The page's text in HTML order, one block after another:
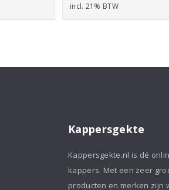
tot
incl. 21% BTW
Kappersgekte
Kappersgekte.nl is dé
kappers. Met een zeer
producten en merken zijn